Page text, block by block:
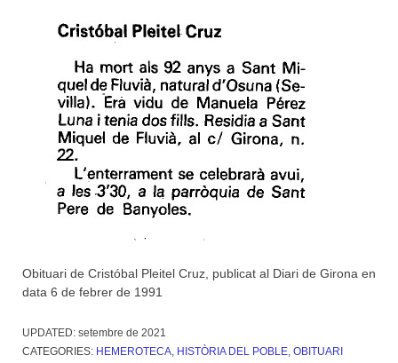
Obituari de Cristóbal Pleitel Cruz, publicat al Diari de Girona en
data 6 de febrer de 1991
UPDATED: setembre de 2021
CATEGORIES: HEMEROTECA, HISTÒRIA DEL POBLE, OBITUARI